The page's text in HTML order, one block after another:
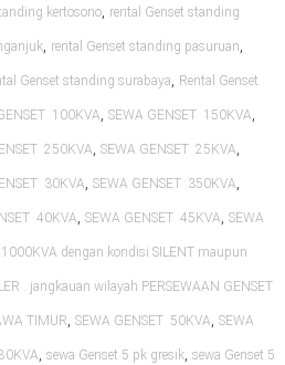
kertosono, rental Genset standing
, rental Genset standing pasuruan,
Genset standing surabaya, Rental Genset
100KVA, SEWA GENSET 150KVA,
250KVA, SEWA GENSET 25KVA,
30KVA, SEWA GENSET 350KVA,
40KVA, SEWA GENSET 45KVA, SEWA
dengan kondisi SILENT maupun
. jangkauan wilayah PERSEWAAN GENSET
TIMUR, SEWA GENSET 50KVA, SEWA
, sewa Genset 5 pk gresik, sewa Genset 5